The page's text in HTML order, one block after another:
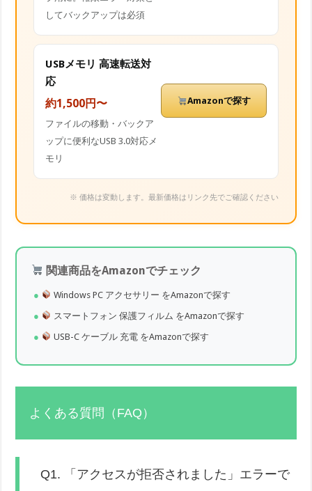
してバックアップは必須
USBメモリ 高速転送対
応
約1,500円〜
ファイルの移動・バックア
ップに便利なUSB 3.0対応メ
モリ
Amazonで探す
※ 価格は変動します。最新価格はリンク先でご確認ください
関連商品をAmazonでチェック
Windows PC アクセサリー をAmazonで探す
スマートフォン 保護フィルム をAmazonで探す
USB-C ケーブル 充電 をAmazonで探す
よくある質問（FAQ）
Q1. 「アクセスが拒否されました」エラーで